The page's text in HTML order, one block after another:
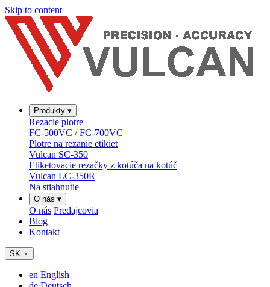
Skip to content
Produkty ▾
Rezacie plotre
FC-500VC / FC-700VC
Plotre na rezanie etikiet
Vulcan SC-350
Etiketovacie rezačky z kotúča na kotúč
Vulcan LC-350R
Na stiahnutie
O nás ▾
O nás Predajcovia
Blog
Kontakt
SK
en English